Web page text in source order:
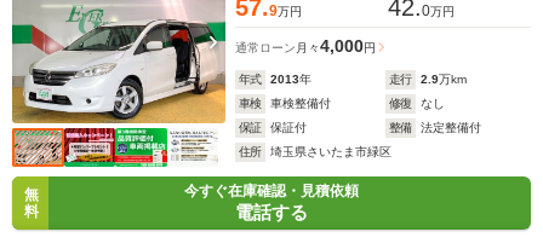
57.9万円 42.0万円
通常ローン 月々4,000円
年式 2013年 走行 2.9万km
車検
車検整備付 修復
なし
保証
保証付 整備
法定整備付
住所
埼玉県さいたま市緑区
無
料
今すぐ在庫確認・見積依頼
電話する